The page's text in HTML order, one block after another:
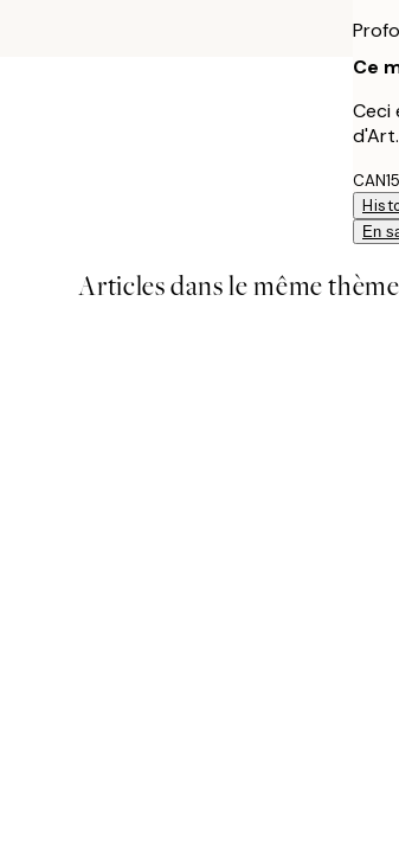
Ce
Ceci
d'Art.
En
Articles dans le même thème